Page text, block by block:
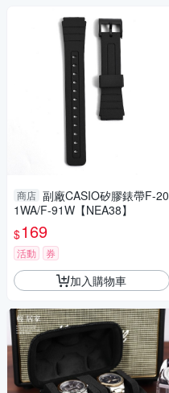
商店 副廠CASIO矽膠錶帶F-20
1WA/F-91W【NEA38】
$169
活動 券
加入購物車